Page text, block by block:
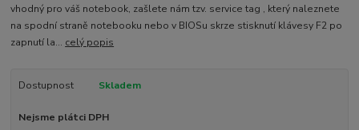
vhodný pro váš notebook, zašlete nám tzv. service tag , který naleznete
na spodní straně notebooku nebo v BIOSu skrze stisknutí klávesy F2 po
zapnutí la... celý popis
Dostupnost Skladem
Nejsme plátci DPH